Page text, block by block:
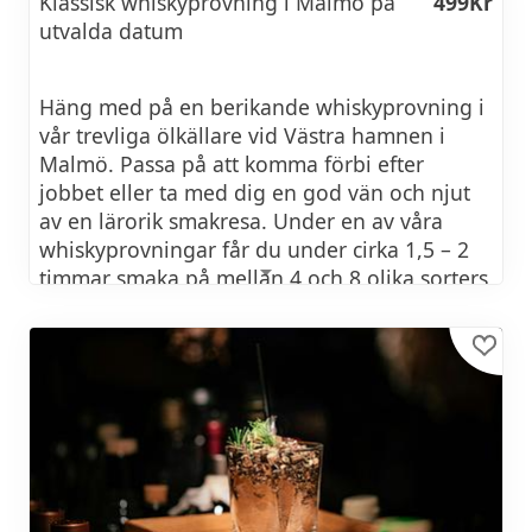
Italiensk vinprovning på Hotel MJ's
03 oktober 2026 kl 16:00
Klassisk vinprovning på Hotel MJ's
650Kr
10 oktober 2026 kl 13:00
Klassisk vinprovning på Källarvalv
549Kr
Exklusiv vinprovning med middag på
Hotel MJ's
utvalda datum
Häng med på en berikande whiskyprovning i
vår trevliga ölkällare vid Västra hamnen i
Malmö. Passa på att komma förbi efter
jobbet eller ta med dig en god vän och njut
av en lärorik smakresa. Under en av våra
whiskyprovningar får du under cirka 1,5 – 2
timmar smaka på mellan 4 och 8 olika sorters
av våra kunniga whiskymästare.
DATUM 2026
15 augusti 2026 kl 15:45